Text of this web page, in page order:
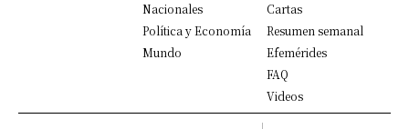
Nacionales
Política y Economía
Mundo
Cartas
Resumen semanal
Efemérides
FAQ
Videos